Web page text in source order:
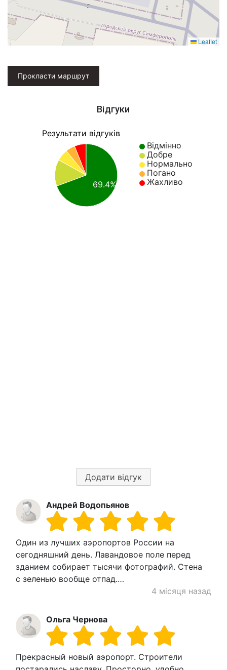
Leaflet
Прокласти маршрут
Відгуки
Результати відгуків
Відмінно
Добре
Нормально
Погано
Жахливо
69.4%
Додати відгук
Андрей Водопьянов
Один из лучших аэропортов России на
сегодняшний день. Лавандовое поле перед
зданием собирает тысячи фотографий. Стена
с зеленью вообще отпад.…
4 місяця назад
Ольга Чернова
Прекрасный новый аэропорт. Строители